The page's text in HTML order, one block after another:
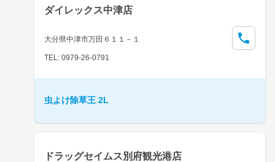
ダイレックス中津店
大分県中津市万田６１１－１
TEL: 0979-26-0791
虫よけ除草王 2L
ドラッグセイムス別府観光港店